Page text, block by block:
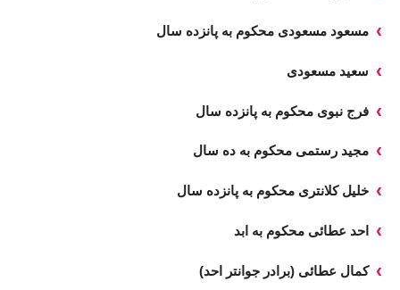
مسعود مسعودی محکوم به پانزده سال
سعید مسعودی
فرج نبوی محکوم به پانزده سال
مجید رستمی محکوم به ده سال
خلیل کلانتری محکوم به پانزده سال
احد عطائی محکوم به ابد
کمال عطائی (برادر جوانتر احد)